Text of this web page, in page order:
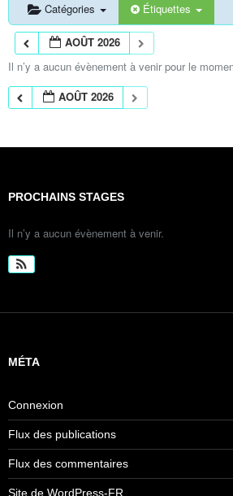
Catégories Étiquettes
AOÛT 2026
Il n’y a aucun évènement à venir pour le
AOÛT 2026
PROCHAINS STAGES
Il n’y a aucun évènement à venir.
MÉTA
Connexion
Flux des publications
Flux des commentaires
Site de WordPress-FR